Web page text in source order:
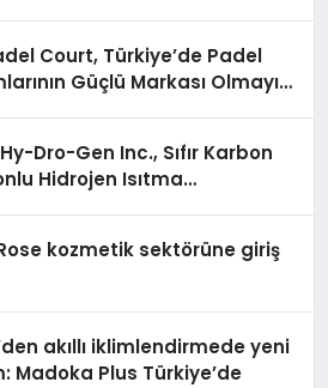
Court, Türkiye’de Padel
Güçlü Markası Olmayı
Dro-Gen Inc., Sıfır Karbon
Hidrojen Isıtma
kozmetik sektörüne giriş
akıllı iklimlendirmede yeni
Madoka Plus Türkiye’de